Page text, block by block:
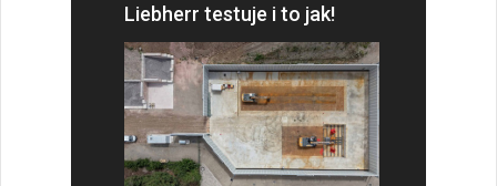
Liebherr testuje i to jak!